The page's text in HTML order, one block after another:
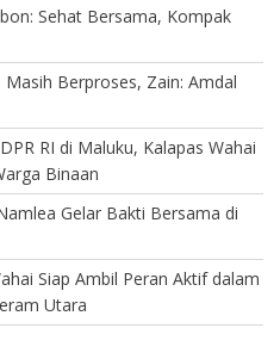
Sehat Bersama, Kompak
Berproses, Zain: Amdal
RI di Maluku, Kalapas Wahai
Binaan
Gelar Bakti Bersama di
Siap Ambil Peran Aktif dalam
Utara